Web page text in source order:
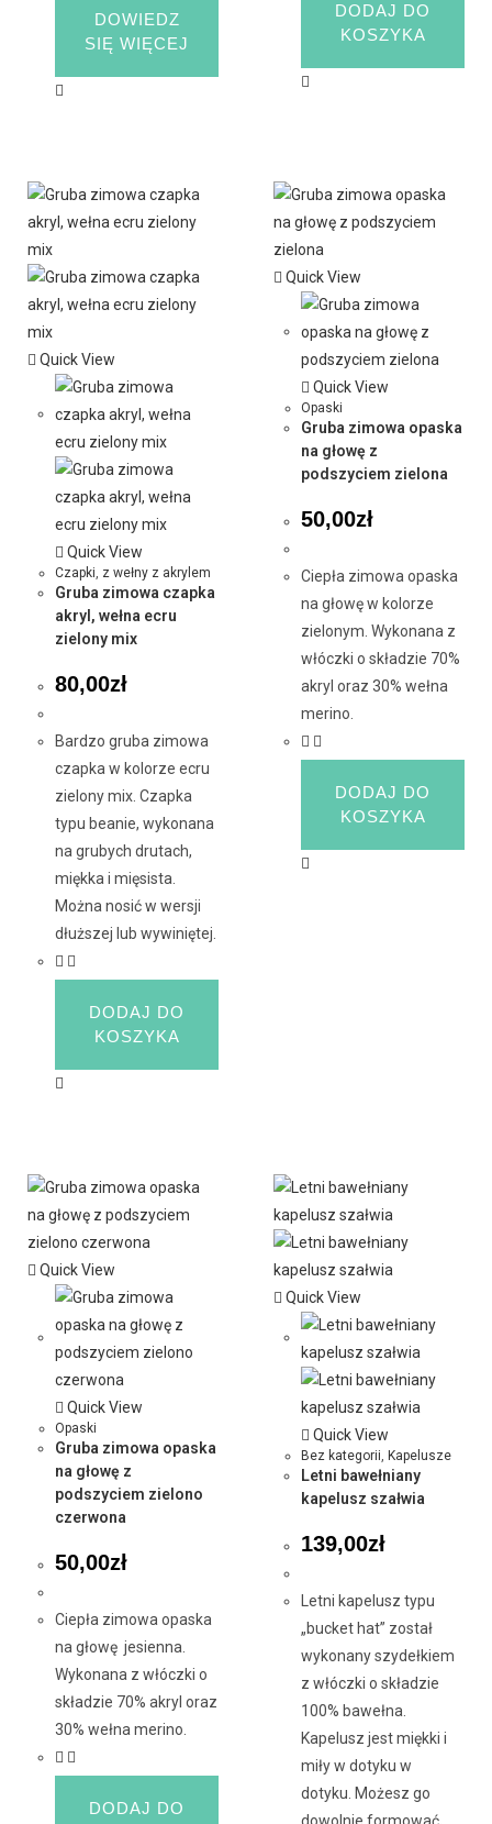
DOWIEDZ
SIĘ WIĘCEJ
DODAJ DO
KOSZYKA
Quick View
Quick View
Czapki z wełny z akrylem
Gruba zimowa czapka
akryl, wełna ecru
zielony mix
80,00zł
Bardzo gruba zimowa
czapka w kolorze ecru
zielony mix. Czapka
typu beanie, wykonana
na grubych drutach,
miękka i mięsista.
Można nosić w wersji
dłuższej lub wywiniętej.
DODAJ DO
KOSZYKA
Quick View
Quick View
Opaski
Gruba zimowa opaska
na głowę z
podszyciem zielona
50,00zł
Ciepła zimowa opaska
na głowę w kolorze
zielonym. Wykonana z
włóczki o składzie 70%
akryl oraz 30% wełna
merino.
DODAJ DO
KOSZYKA
Quick View
Quick View
Opaski
Gruba zimowa opaska
na głowę z
podszyciem zielono
czerwona
50,00zł
Ciepła zimowa opaska
na głowę jesienna.
Wykonana z włóczki o
składzie 70% akryl oraz
30% wełna merino.
DODAJ DO
Quick View
Quick View
Bez kategorii Kapelusze
Letni bawełniany
kapelusz szałwia
139,00zł
Letni kapelusz typu
„bucket hat” został
wykonany szydełkiem
z włóczki o składzie
100% bawełna.
Kapelusz jest miękki i
miły w dotyku w
dotyku. Możesz go
dowolnie formować,